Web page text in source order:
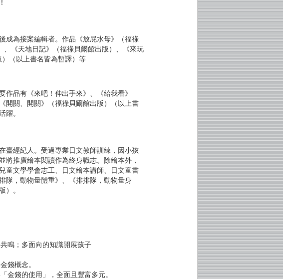
成為接案編輯者。作品《放屁水母》（福祿
《天地日記》（福祿貝爾館出版）、《來玩
（以上書名皆為暫譯）等
品有《來吧！伸出手來》、《給我看》
開關、開關》（福祿貝爾館出版）（以上書
躍。
臺經紀人。受過專業日文教師訓練，因小孩
推廣繪本閱讀作為終身職志。除繪本外，
童文學學會志工、日文繪本講師、日文童書
隊，動物量體重》、《排排隊，動物量身
）。
鳴；多面向的知識開展孩子
錢概念。
金錢的使用」，全面且豐富多元。